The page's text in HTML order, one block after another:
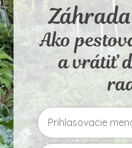
Ako
a vrátiť